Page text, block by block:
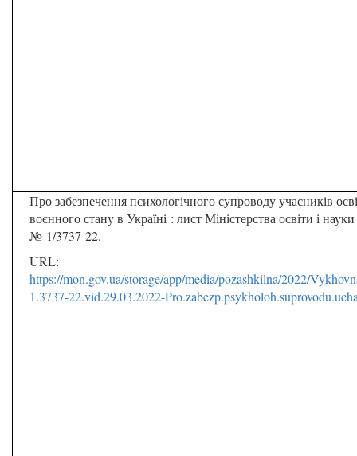
Про забезпечення психологічного супроводу учасників
воєнного стану в Україні : лист Міністерства освіти і
№ 1/3737-22.
URL:
https://mon.gov.ua/storage/app/media/pozashkilna/2022/
1.3737-22.vid.29.03.2022-